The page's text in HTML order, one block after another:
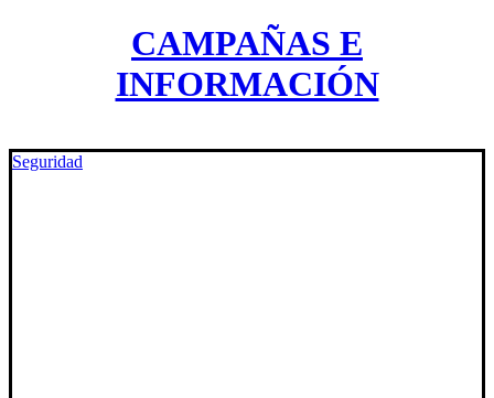
CAMPAÑAS E
INFORMACIÓN
Seguridad